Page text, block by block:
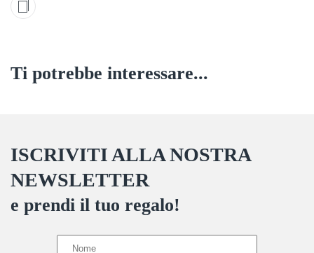
Ti potrebbe interessare...
ISCRIVITI ALLA NOSTRA
NEWSLETTER
e prendi il tuo regalo!